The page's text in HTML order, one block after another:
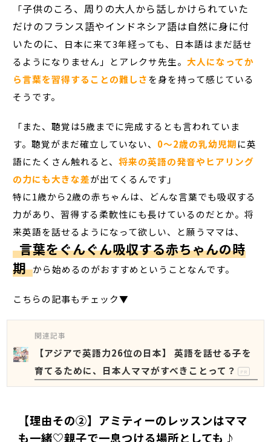
「子供のころ、周りの大人から話しかけられていた
だけのフランス語やインドネシア語は自然に身に付
いたのに、
日本に来て3年経っても、日本語はまだ話せ
るようになりません」とアレクサ先生。大人になってか
ら言葉を習得することの難しさを身を持って感じている
そうです。
「また、聴覚は5歳までに完成するとも言われていま
す。聴覚がまだ確立していない、 0～2歳の乳幼児期に英
語にたくさん触れると、将来の英語の発音やヒアリング
の力にも大きな差が出てくるんです」
特に1歳から2歳の赤ちゃんは、どんな言葉でも吸収する
力があり、習得する柔軟性にも長けているのだとか。将
来英語を話せるようになって欲しい、と願うママは、
言葉をぐんぐん吸収する赤ちゃんの時
期 から始めるのがおすすめということなんです。
こちらの記事もチェック▼
関連記事
【アジアで英語力26位の日本】 英語を話せる子を
育てるために、日本人ママがすべきことって？
PR
【理由その②】アミティーのレッスンはママ
も一緒♡親子で一息つける場所としても♪